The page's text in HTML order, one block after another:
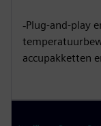
‐Plug-and-play
accupakketten